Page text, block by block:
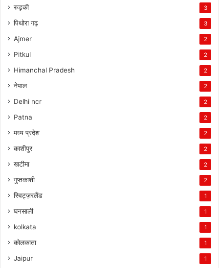
रुड़की 3
पिथोरा गढ़ 3
Ajmer 2
Pitkul 2
Himanchal Pradesh 2
नेपाल 2
Delhi ncr 2
Patna 2
मध्य प्रदेश 2
काशीपुर 2
खटीमा 2
गुप्तकाशी 2
स्विट्ज़रलैंड 1
घनसाली 1
kolkata 1
कोलकाता 1
Jaipur 1